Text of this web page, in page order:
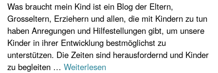
Was braucht mein Kind ist ein Blog der Eltern,
Grosseltern, Erziehern und allen, die mit Kindern zu tun
haben Anregungen und Hilfestellungen gibt, um unsere
Kinder in ihrer Entwicklung bestmöglichst zu
unterstützen. Die Zeiten sind herausfordernd und Kinder
zu begleiten … Weiterlesen